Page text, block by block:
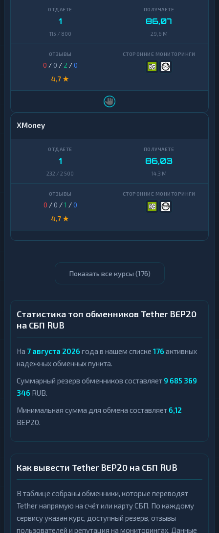
1
115 / 800
86,07
29,6 M
0 / 0 / 2 /0
4,7 ★
XMoney
1
232 / 2 500
86,03
14,3 M
0 / 0 /1 /0
4,7 ★
Показать все курсы (176)
Статистика топ обменников Tether BEP20
на СБП RUB
На 7 августа 2026 года в нашем списке 176 активных
надежных обменных пункта.
Суммарный резерв обменников составляет 9 685 369
346 RUB.
Минимальная сумма для обмена составляет 6,12
BEP20.
Как вывести Tether BEP20 на СБП RUB
В таблице собраны обменники, которые переводят
Tether напрямую на счёт или карту СБП. По каждому
сервису указан курс, доступный резерв, отзывы
пользователей и репутация на мониторингах. Данные